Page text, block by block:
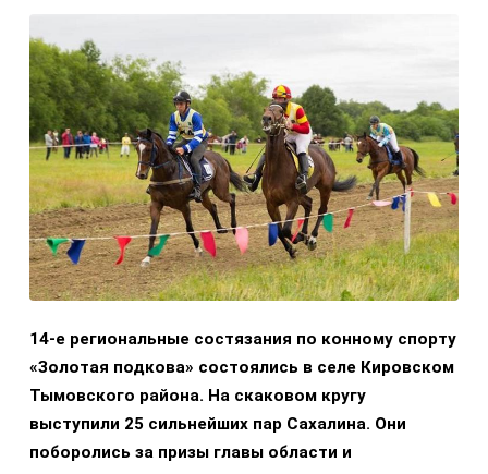
14-е региональные состязания по конному спорту
«Золотая подкова» состоялись в селе Кировском
Тымовского района. На скаковом кругу
выступили 25 сильнейших пар Сахалина. Они
поборолись за призы главы области и